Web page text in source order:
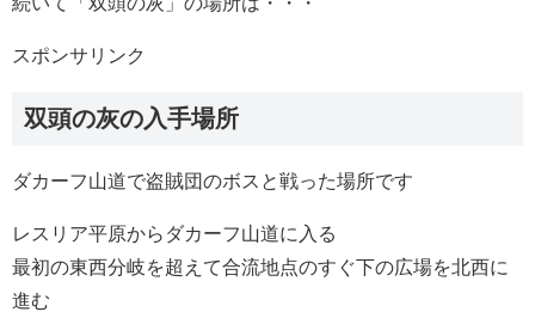
スポンサリンク
双頭の灰の入手場所
ダカーフ山道で盗賊団のボスと戦った場所です
レスリア平原からダカーフ山道に入る
最初の東西分岐を超えて合流地点のすぐ下の広場を北西に
進む